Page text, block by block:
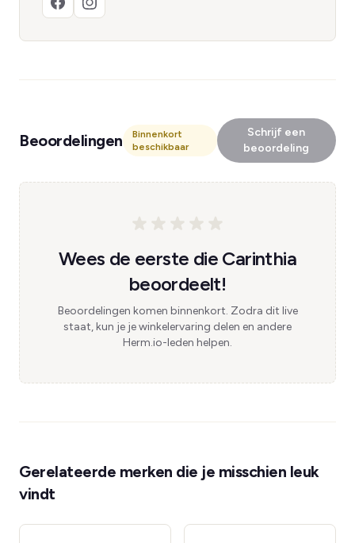
Beoordelingen
Binnenkort
beschikbaar
Schrijf een
beoordeling
Wees de eerste die Carinthia
beoordeelt!
Beoordelingen komen binnenkort. Zodra dit live
staat, kun je je winkelervaring delen en andere
Herm.io-leden helpen.
Gerelateerde merken die je misschien leuk
vindt